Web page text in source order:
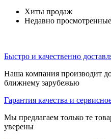
Хиты продаж
Недавно просмотренные
Быстро и качественно
Наша компания производит
ближнему зарубежью
Гарантия качества и
Мы предлагаем только те
уверены